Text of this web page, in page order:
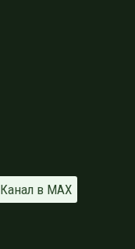
Канал в МАХ